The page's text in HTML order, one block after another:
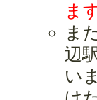
ま
ま
辺
い